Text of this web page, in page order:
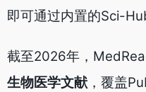
即可通过内置的Sci-
截至2026年，
生物医学文献 ，覆盖